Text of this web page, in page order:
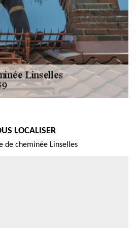
LOCALISER
de cheminée Linselles